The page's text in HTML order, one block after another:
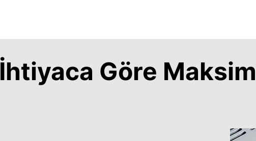
İhtiyaca Göre